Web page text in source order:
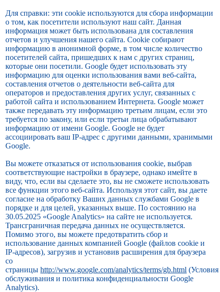
Для справки: эти сookie используются для сбора информации
о том, как посетители используют наш сайт. Данная
информация может быть использована для составления
отчетов и улучшения нашего сайта. Cookie собирают
информацию в анонимной форме, в том числе количество
посетителей сайта, пришедших к нам с других страниц,
которые они посетили. Google будет использовать эту
информацию для оценки использования вами веб-сайта,
составления отчетов о деятельности веб-сайта для
операторов и предоставления других услуг, связанных с
работой сайта и использованием Интернета. Google может
также передавать эту информацию третьим лицам, если это
требуется по закону, или если третьи лица обрабатывают
информацию от имени Google. Google не будет
ассоциировать ваш IP-адрес с другими данными, хранимыми
Google.
Вы можете отказаться от использования cookie, выбрав
соответствующие настройки в браузере, однако имейте в
виду, что, если вы сделаете это, вы не сможете использовать
все функции этого веб-сайта. Используя этот сайт, вы даете
согласие на обработку Ваших данных службами Google в
порядке и для целей, указанных выше. По состоянию на
30.05.2025 «Google Analytics» на сайте не используется.
Трансграничная передача данных не осуществляется.
Помимо этого, вы можете предотвратить сбор и
использование данных компанией Google (файлов cookie и
IP-адресов), загрузив и установив расширения для браузера
со
страницыhttp://www.google.com/analytics/terms/gb.html (Условия
обслуживания и политика конфиденциальности Google
Analytics).